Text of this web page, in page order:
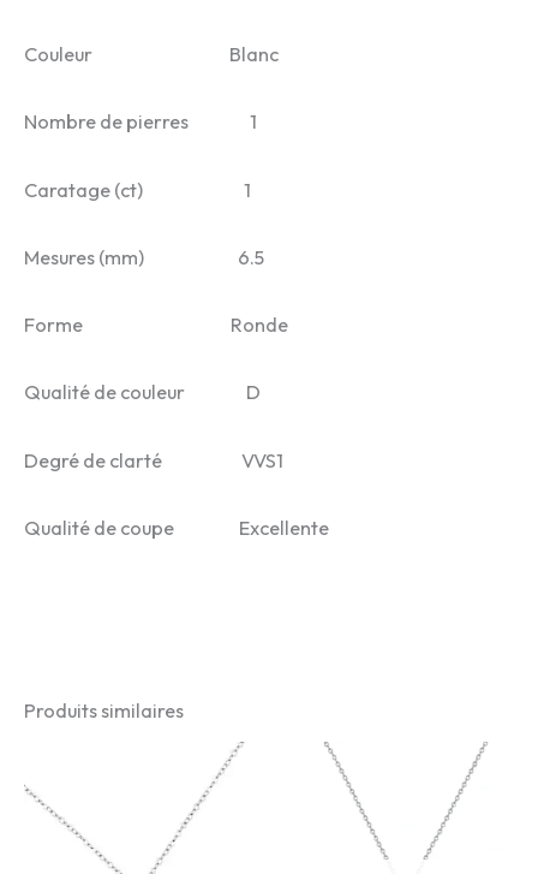
Couleur Blanc
Nombre de pierres 1
Caratage (ct) 1
Mesures (mm) 6.5
Forme Ronde
Qualité de couleur D
Degré de clarté VVS1
Qualité de coupe Excellente
Produits similaires